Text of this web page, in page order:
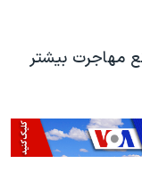
مهاجرت بیشتر